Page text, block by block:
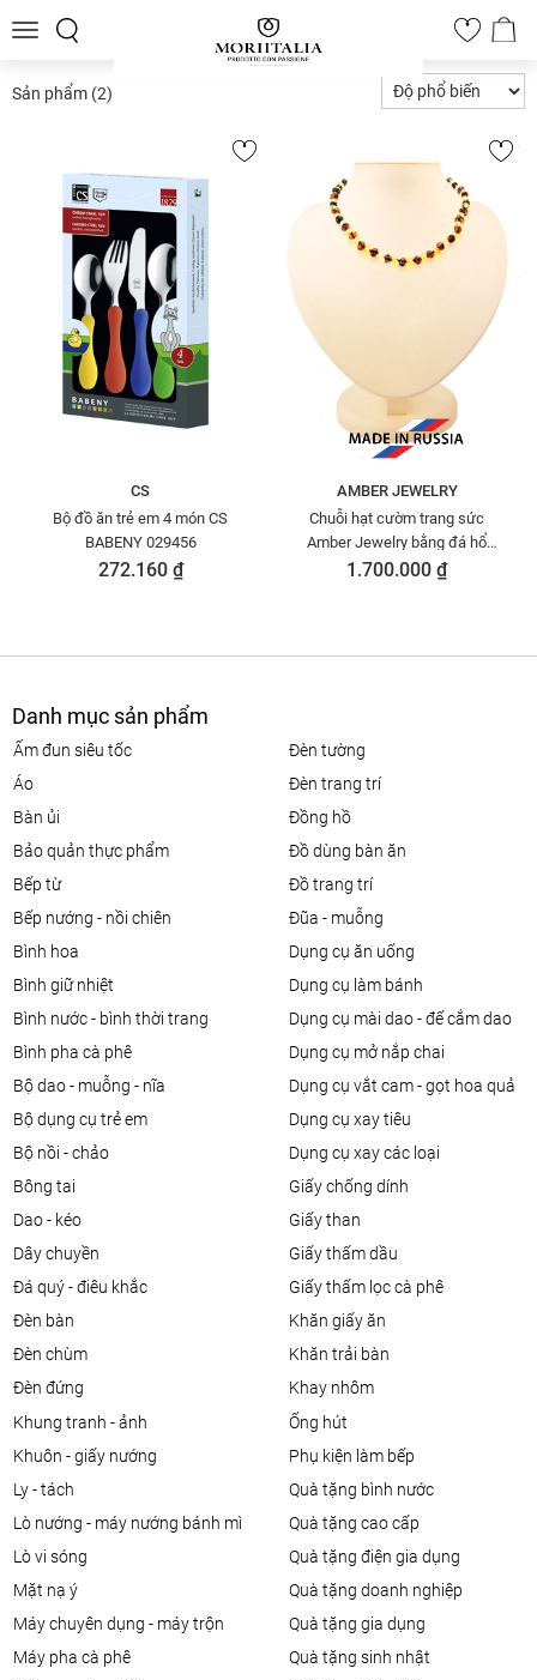
Toggle
0
Sản phẩm (2)
CS
Bộ đồ ăn trẻ em 4 món CS
BABENY 029456
272.160 ₫
AMBER JEWELRY
Chuỗi hạt cườm trang sức
Amber Jewelry bằng đá hổ
phách thiên nhiên (Pebbles)
1.700.000 ₫
Danh mục sản phẩm
ấm đun siêu tốc
áo
bàn ủi
bảo quản thực phẩm
bếp từ
bếp nướng - nồi chiên
bình hoa
bình giữ nhiệt
bình nước - bình thời trang
bình pha cà phê
bộ dao - muỗng - nĩa
bộ dụng cụ trẻ em
bộ nồi - chảo
bông tai
dao - kéo
dây chuyền
đá quý - điêu khắc
đèn bàn
đèn chùm
đèn đứng
đèn tường
đèn trang trí
đồng hồ
đồ dùng bàn ăn
đồ trang trí
đũa - muỗng
dụng cụ ăn uống
dụng cụ làm bánh
dụng cụ mài dao - đế cắm dao
dụng cụ mở nắp chai
dụng cụ vắt cam - gọt hoa quả
dụng cụ xay tiêu
dụng cụ xay các loại
giấy chống dính
giấy than
giấy thấm dầu
giấy thấm lọc cà phê
khăn giấy ăn
khăn trải bàn
khay nhôm
khung tranh - ảnh
khuôn - giấy nướng
ly - tách
lò nướng - máy nướng bánh mì
lò vi sóng
mặt nạ ý
máy chuyên dụng - máy trộn
máy pha cà phê
ống hút
phụ kiện làm bếp
quà tặng bình nước
quà tặng cao cấp
quà tặng điện gia dụng
quà tặng doanh nghiệp
quà tặng gia dụng
quà tặng sinh nhật